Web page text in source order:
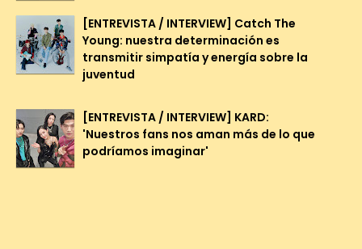
[ENTREVISTA / INTERVIEW] Catch The
Young: nuestra determinación es
transmitir simpatía y energía sobre la
juventud
[ENTREVISTA / INTERVIEW] KARD:
'Nuestros fans nos aman más de lo que
podríamos imaginar'